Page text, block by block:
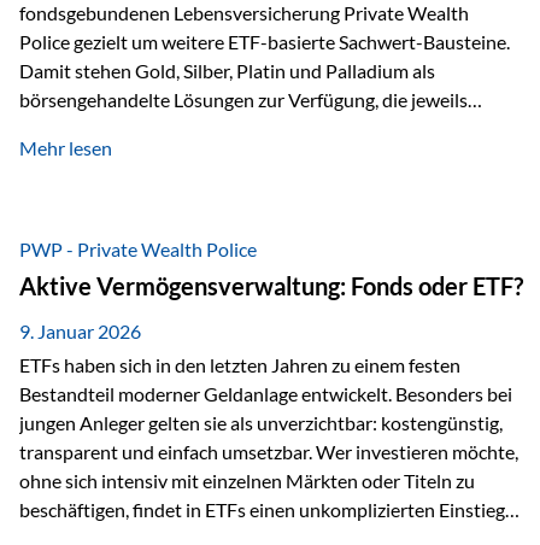
fondsgebundenen Lebensversicherung Private Wealth
Police gezielt um weitere ETF-basierte Sachwert-Bausteine.
Damit stehen Gold, Silber, Platin und Palladium als
börsengehandelte Lösungen zur Verfügung, die jeweils
dabei nicht auf einzelnen Marktmeinungen, sondern auf
Inflationsrobustheit und Stabilisierung – eingebettet in eine
liechtensteinische Versicherungsstruktur. Die
Sicherheitsarchitektur: Liechtenstein als Strukturprinzip Die
Private Wealth Police positioniert sich mit einer dreistufigen
Sicherheitsarchitektur, die auf mehreren Ebenen ansetzt:
Stufe 1: Versicherer-Ebene • Versicherung mit…
Mehr lesen
PWP - Private Wealth Police
Aktive Vermögensverwaltung: Fonds oder ETF?
9. Januar 2026
ETFs haben sich in den letzten Jahren zu einem festen
Bestandteil moderner Geldanlage entwickelt. Besonders bei
jungen Anleger gelten sie als unverzichtbar: kostengünstig,
transparent und einfach umsetzbar. Wer investieren möchte,
ohne sich intensiv mit einzelnen Märkten oder Titeln zu
beschäftigen, findet in ETFs einen unkomplizierten Einstieg